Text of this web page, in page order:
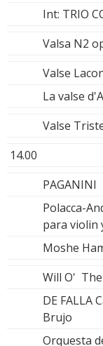
Int: TRIO
Valsa N2
Valse
La valse
Valse
14.00
PAGANINI
Polacca-
para violin
Moshe
Will O'
DE FALLA
Brujo
Orquesta